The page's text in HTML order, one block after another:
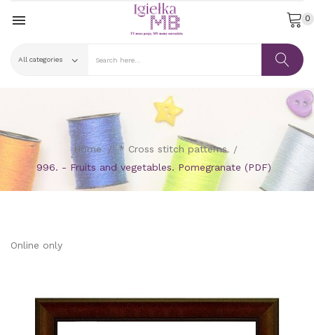
 0
Home
* Cross stitch patterns
996. - Fruits and vegetables. Pomegranate (PDF)
Online only